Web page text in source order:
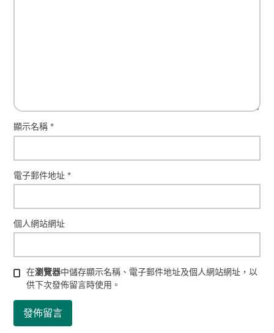
顯示名稱*
電子郵件地址*
個人網站網址
在瀏覽器中儲存顯示名稱、電子郵件地址及個人網站網址，以
供下次發佈留言時使用。